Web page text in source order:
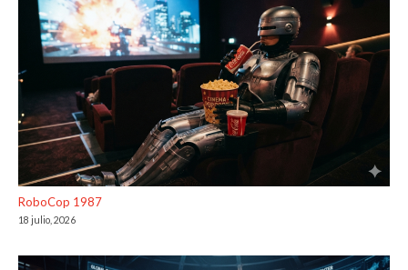
RoboCop 1987
18 julio, 2026